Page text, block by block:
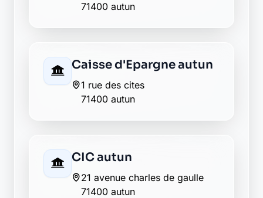
71400 autun
Caisse d'Epargne autun
1 rue des cites
71400 autun
CIC autun
21 avenue charles de gaulle
71400 autun